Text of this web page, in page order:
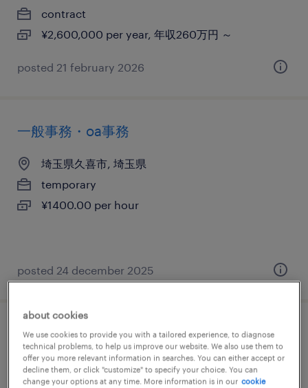
contract
¥2,600,000 per year, 年収260万円 ～
posted 21 february 2026
一般事務・oa事務
埼玉県久喜市, 埼玉県
temporary
¥1400.00 per hour
posted 24 december 2025
一般事務・oa事務
埼玉県加須市, 埼玉県
about cookies
We use cookies to provide you with a tailored experience, to diagnose
technical problems, to help us improve our website. We also use them to
offer you more relevant information in searches. You can either accept or
decline them, or click "customize" to specify your choice. You can
change your options at any time. More information is in our cookie